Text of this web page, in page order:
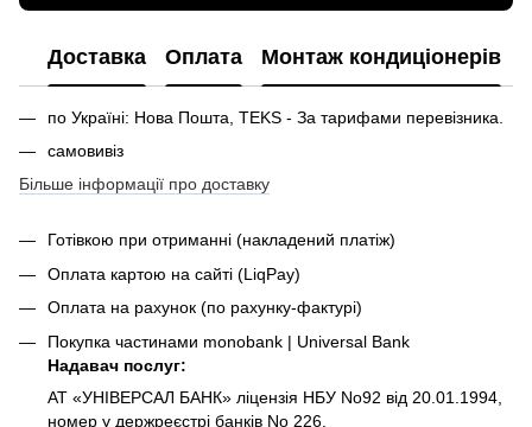
Доставка Оплата Монтаж кондиціонерів
по Україні: Нова Пошта, TEKS - За тарифами перевізника.
самовивіз
Більше інформації про доставку
Готівкою при отриманні (накладений платіж)
Оплата картою на сайті (LiqPay)
Оплата на рахунок (по рахунку-фактурі)
Покупка частинами monobank | Universal Bank
Надавач послуг:
АТ «УНІВЕРСАЛ БАНК» ліцензія НБУ No92 від 20.01.1994,
номер у держреєстрі банків No 226.